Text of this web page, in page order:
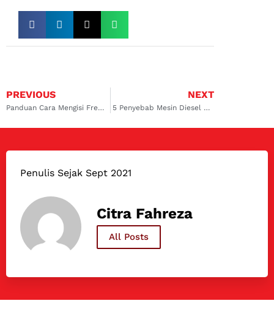
PREVIOUS
Panduan Cara Mengisi Freon AC Mobil Secara Mandiri
NEXT
5 Penyebab Mesin Diesel Bergetar Beserta Detail Kerusakan
Penulis Sejak Sept 2021
Citra Fahreza
All Posts